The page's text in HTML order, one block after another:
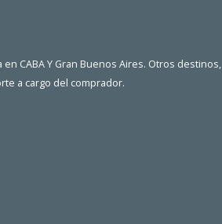
CABA Y Gran Buenos Aires. Otros destinos,
a cargo del comprador.